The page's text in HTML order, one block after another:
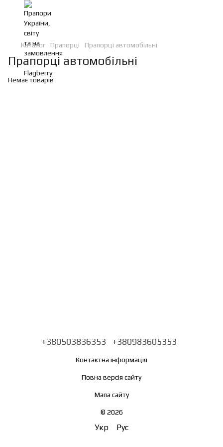
Каталог Прапорці Прапорці автомобільні
Прапорці автомобільні
Немає товарів
+380503836353 +380983605353
Контактна інформація
Повна версія сайту
Мапа сайту
© 2026
Укр Рус